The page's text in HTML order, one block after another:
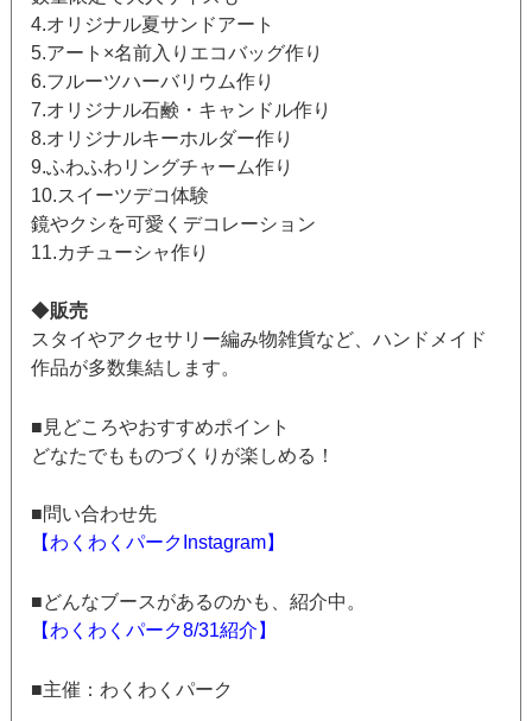
4.オリジナル夏サンドアート
5.アート×名前入りエコバッグ作り
6.フルーツハーバリウム作り
7.オリジナル石鹸・キャンドル作り
8.オリジナルキーホルダー作り
9.ふわふわリングチャーム作り
10.スイーツデコ体験
鏡やクシを可愛くデコレーション
11.カチューシャ作り
◆販売
スタイやアクセサリー編み物雑貨など、ハンドメイド
作品が多数集結します。
■見どころやおすすめポイント
どなたでもものづくりが楽しめる！
■問い合わせ先
【わくわくパークInstagram】
■どんなブースがあるのかも、紹介中。
【わくわくパーク8/31紹介】
■主催：わくわくパーク